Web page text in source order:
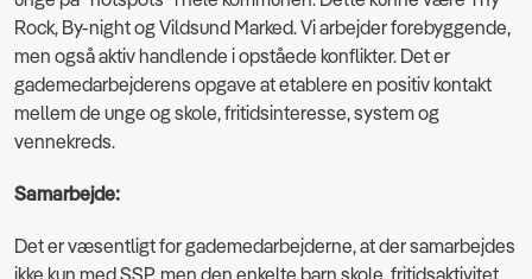
Rock, By-night og Vildsund Marked. Vi arbejder forebyggende,
men også aktiv handlende i opståede konflikter. Det er
gademedarbejderens opgave at etablere en positiv kontakt
mellem de unge og skole, fritidsinteresse, system og
vennekreds.
Samarbejde:
Det er væsentligt for gademedarbejderne, at der samarbejdes
ikke kun med SSP, men den enkelte barn skole, fritidsaktivitet